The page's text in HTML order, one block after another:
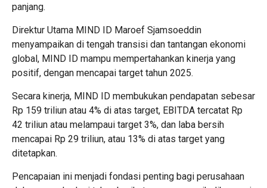
panjang.
Direktur Utama MIND ID Maroef Sjamsoeddin
menyampaikan di tengah transisi dan tantangan ekonomi
global, MIND ID mampu mempertahankan kinerja yang
positif, dengan mencapai target tahun 2025.
Secara kinerja, MIND ID membukukan pendapatan sebesar
Rp 159 triliun atau 4% di atas target, EBITDA tercatat Rp
42 triliun atau melampaui target 3%, dan laba bersih
mencapai Rp 29 triliun, atau 13% di atas target yang
ditetapkan.
Pencapaian ini menjadi fondasi penting bagi perusahaan